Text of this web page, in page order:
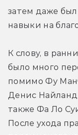
затем даже
навыки на
К слову, в
было много
помимо Фу
Денис
также Фа Ло
После ухода